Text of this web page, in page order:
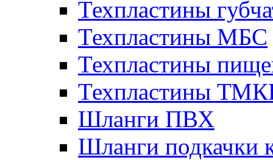
Техпластины
Техпластины МБС
Техпластины
Техпластины
Шланги ПВХ
Шланги подкачки